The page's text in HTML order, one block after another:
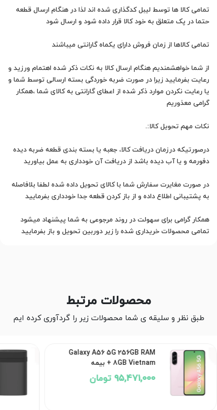
تمامی کالا ها توسط لیبل کدگذاری شده اند لذا در هنگام ارسال قطعه
از شما خواهشمندیم هنگام ارسال کالا به نکات ذکر شده اهتمام ورزید و
رعایت بفرمایید زیرا در صورت ضربه خوردگی بسته ارسالی توسط شما و
یا رعایت نکردن موارد ذکر شده از اعطای گارانتی به کالای شما ،همکار
درصورتیکه درزمان دریافت کالا، جعبه یا بسته بندی قطعه ضربه دیده
در صورت مغایرت سفارش شما با کالای تحویل داده شده لطفا بلافاصله
همکار گرامی برای سهولت در روند مرجوعی به شما پیشنهاد میشود
تمامی محصولات خریداری شده را زیر دوربین تحویل و باز بفرمایید
محصولات مرتبط
طبق نظر و سلیقه ی شما محصولات زیر را گردآوری کرده ایم
Galaxy A56 5G 256GB RAM
8GB Vietnam + بیمه
95,471,000 تومان